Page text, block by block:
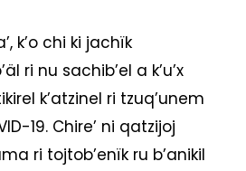
k’o chi ki jachïk
ri nu sachib’el a k’u’x
k’atzinel ri tzuq’unem
19. Chire’ ni qatzijoj
ri tojtob’enïk ru b’anikil